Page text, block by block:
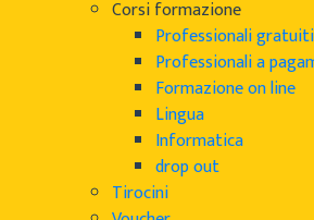
Corsi formazione
Professionali gratuiti
Professionali a
Formazione on line
Lingua
Informatica
drop out
Tirocini